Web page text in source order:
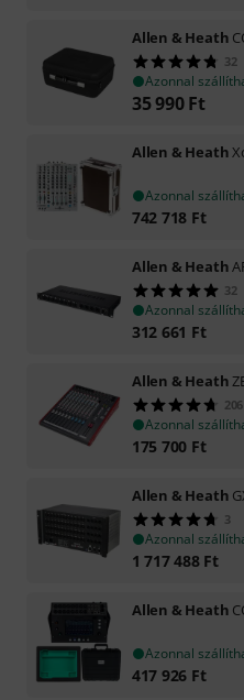
Allen & Heath
32
Azonnal
35 990 Ft
Allen & Heath
Azonnal
742 718 Ft
Allen & Heath
32
Azonnal
312 661 Ft
Allen & Heath
206
Azonnal
175 700 Ft
Allen & Heath
3
Azonnal
1 717 488 Ft
Allen & Heath
Azonnal
417 926 Ft